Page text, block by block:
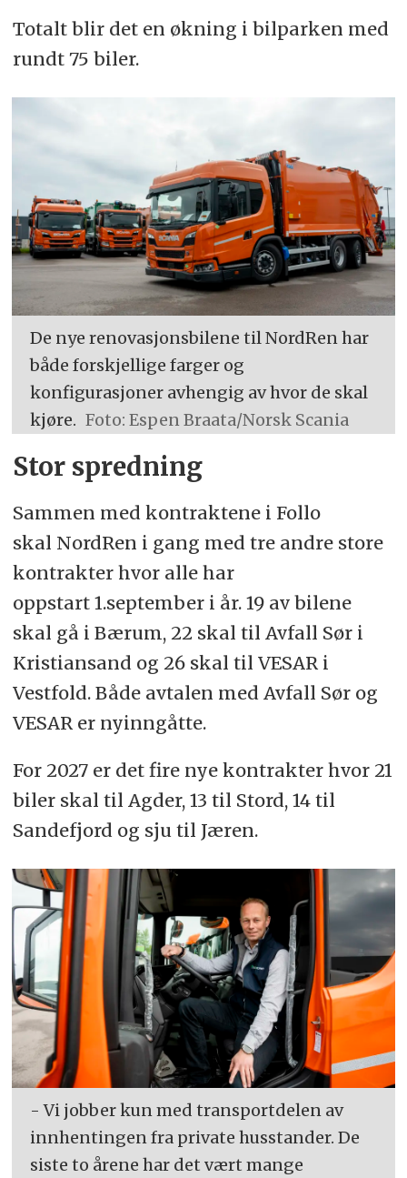
Totalt blir det en økning i bilparken med
rundt 75 biler.
De nye renovasjonsbilene til NordRen har
både forskjellige farger og
konfigurasjoner avhengig av hvor de skal
kjøre. Foto: Espen Braata/Norsk Scania
Stor spredning
Sammen med kontraktene i Follo
skal NordRen i gang med tre andre store
kontrakter hvor alle har
oppstart 1.september i år. 19 av bilene
skal gå i Bærum, 22 skal til Avfall Sør i
Kristiansand og 26 skal til VESAR i
Vestfold. Både avtalen med Avfall Sør og
VESAR er nyinngåtte.
For 2027 er det fire nye kontrakter hvor 21
biler skal til Agder, 13 til Stord, 14 til
Sandefjord og sju til Jæren.
- Vi jobber kun med transportdelen av
innhentingen fra private husstander. De
siste to årene har det vært mange